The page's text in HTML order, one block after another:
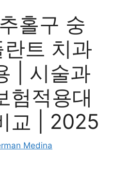
홀구 숭
트 치과
| 시술과
험적용대
교 | 2025
Medina